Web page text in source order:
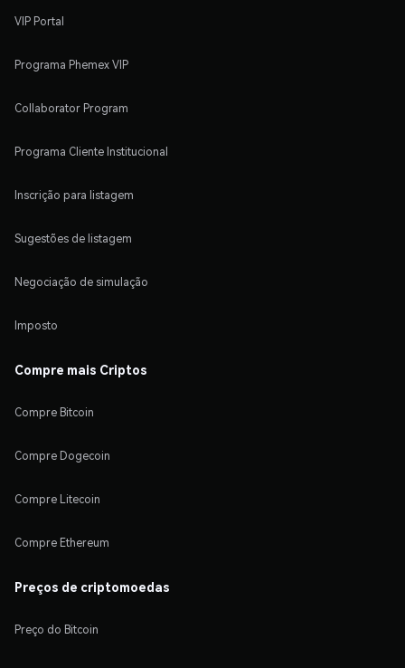
VIP Portal
Programa Phemex VIP
Collaborator Program
Programa Cliente Institucional
Inscrição para listagem
Sugestões de listagem
Negociação de simulação
Imposto
Compre mais Criptos
Compre Bitcoin
Compre Dogecoin
Compre Litecoin
Compre Ethereum
Preços de criptomoedas
Preço do Bitcoin